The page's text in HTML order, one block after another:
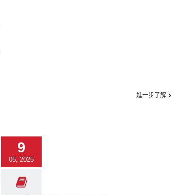
進一步了解
9
05, 2025